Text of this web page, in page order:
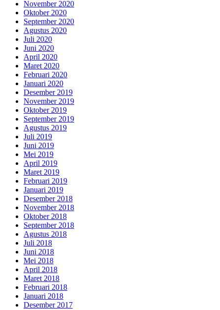
November 2020
Oktober 2020
September 2020
Agustus 2020
Juli 2020
Juni 2020
April 2020
Maret 2020
Februari 2020
Januari 2020
Desember 2019
November 2019
Oktober 2019
September 2019
Agustus 2019
Juli 2019
Juni 2019
Mei 2019
April 2019
Maret 2019
Februari 2019
Januari 2019
Desember 2018
November 2018
Oktober 2018
September 2018
Agustus 2018
Juli 2018
Juni 2018
Mei 2018
April 2018
Maret 2018
Februari 2018
Januari 2018
Desember 2017